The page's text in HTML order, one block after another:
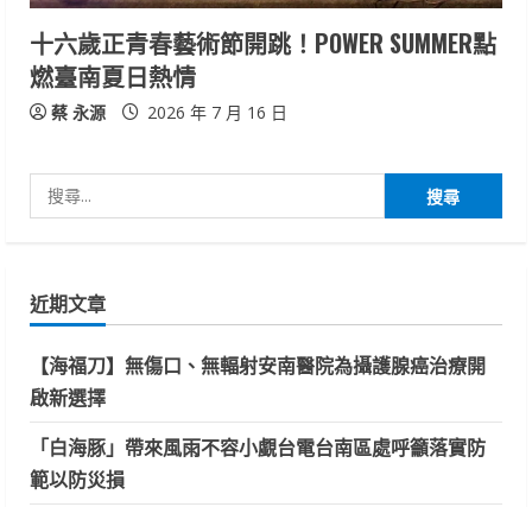
十六歲正青春藝術節開跳！POWER SUMMER點
燃臺南夏日熱情
蔡 永源 2026 年 7 月 16 日
尋
字:
近期文章
【海福刀】無傷口、無輻射安南醫院為攝護腺癌治療開
啟新選擇
「白海豚」帶來風雨不容小覷台電台南區處呼籲落實防
範以防災損